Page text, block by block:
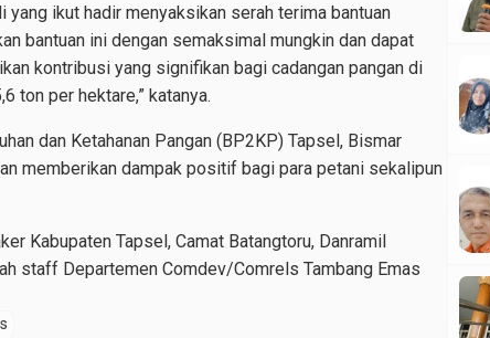
yang ikut hadir menyaksikan serah terima bantuan
bantuan ini dengan semaksimal mungkin dan dapat
kontribusi yang signifikan bagi cadangan pangan di
ton per hektare,” katanya.
dan Ketahanan Pangan (BP2KP) Tapsel, Bismar
memberikan dampak positif bagi para petani sekalipun
Kabupaten Tapsel, Camat Batangtoru, Danramil
staff Departemen Comdev/Comrels Tambang Emas